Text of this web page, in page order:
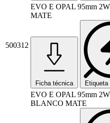
500312
EVO E OPAL 95mm
MATE
Ficha técnica
EVO E OPAL 95mm
BLANCO MATE